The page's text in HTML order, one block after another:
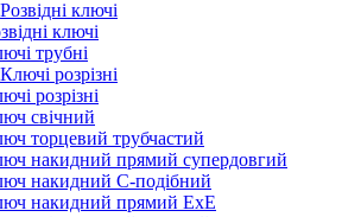
ключі
трубні
розрізні
свічний
торцевий трубчастий
накидний прямий супердовгий
накидний С-подібний
накидний прямий ExE